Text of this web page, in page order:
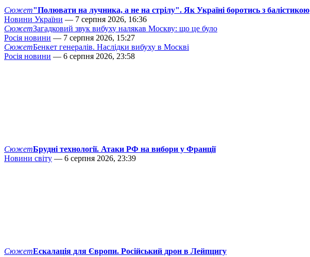
Сюжет"Полювати на лучника, а не на стрілу". Як Україні боротись з балістикою
Новини України — 7 серпня 2026, 16:36
СюжетЗагадковий звук вибуху налякав Москву: що це було
Росія новини — 7 серпня 2026, 15:27
СюжетБенкет генералів. Наслідки вибуху в Москві
Росія новини — 6 серпня 2026, 23:58
СюжетБрудні технології. Атаки РФ на вибори у Франції
Новини світу — 6 серпня 2026, 23:39
СюжетЕскалація для Європи. Російський дрон в Лейпцигу